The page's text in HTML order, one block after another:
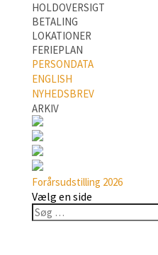
HOLDOVERSIGT
BETALING
LOKATIONER
FERIEPLAN
PERSONDATA
ENGLISH
NYHEDSBREV
ARKIV
Forårsudstilling 2026
Vælg en side